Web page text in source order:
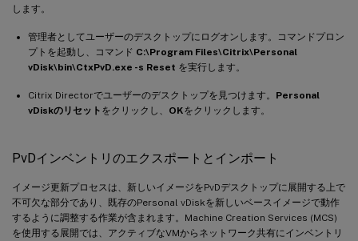
します。
管理者としてユーザーのデスクトップにログオンします。コマンドプロン
プトを起動し、コマンド C:\Program Files\Citrix\Personal
vDisk\bin\CtxPvD.exe -s Reset を実行します。
Citrix Directorでユーザーのデスクトップを見つけます。 Personal
vDiskのリセット をクリックし、 OKをクリックします。
PvDインベントリのエクスポートとインポート
イメージ更新プロセスは、新しいイメージをPvDデスクトップに展開する上で
不可欠な部分であり、既存のPersonal vDiskを新しいベースイメージで動作
するように調整する作業が含まれます。Machine Creation Services (MCS)
を使用する展開では、アクティブなVMからネットワーク共有にインベントリ